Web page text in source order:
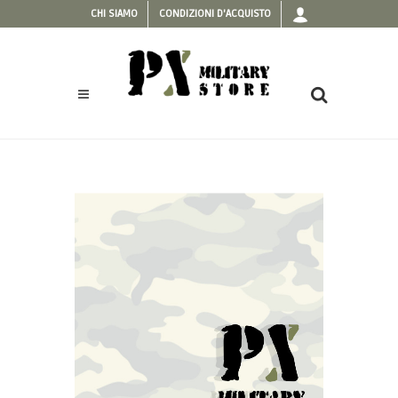
CHI SIAMO CONDIZIONI D'ACQUISTO